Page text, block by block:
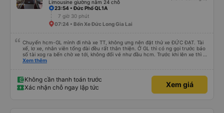
Limousine giường nằm 24 chỗ
23:54 • Đức Phổ QL1A
7 giờ 30 phút
07:24 • Bến Xe Đức Long Gia Lai
Chuyến hcm-GL mình đi nhà xe TT, không ưng nên đặt thử xe ĐỨC ĐẠT. Tài
xế, lơ xe, nhân viên tổng đài đều rất thân thiện. Ở GL thì có ng gọi trước báo
số tài xog ra bến chờ xe tới, không đổi vé như đầu hcm. Trước khi lên xe thì tx
sẽ hỏi mình tên và sdt đặt vé. Xe chạy hơi trễ tí (do khách ra xe trễ, phải chờ
cổng usb A sac pin. Điểm cộng: lịch sự, không hút thuốc trên xe Có gối mini
riêng Xe chạy êm
Xem thêm
Không cần thanh toán trước
Xác nhận chỗ ngay lập tức
Xem giá